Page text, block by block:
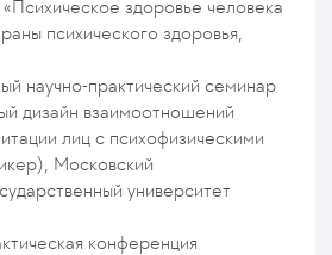
здоровье человека
психического здоровья,
научно-практический семинар
дизайн взаимоотношений
лиц с психофизическими
Московский
университет
конференция